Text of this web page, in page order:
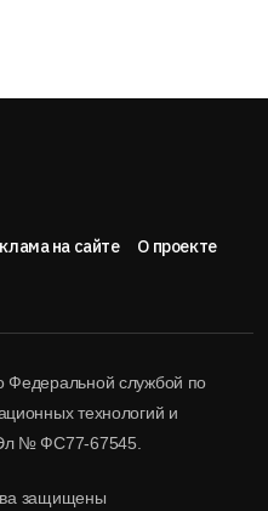
на сайте
О проекте
Федеральной службой по
технологий и
№ ФС77-67545.
защищены